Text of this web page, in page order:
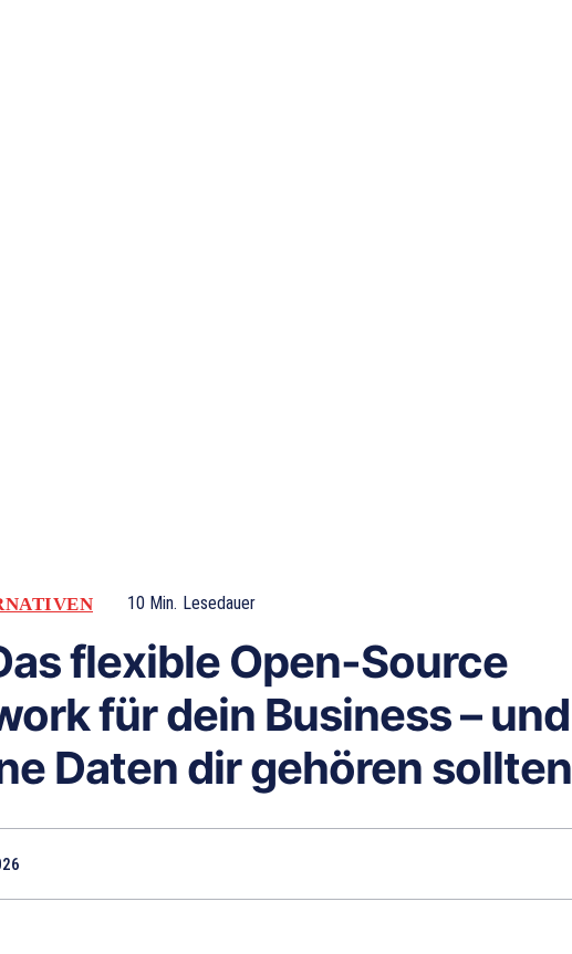
10 Min. Lesedauer
flexible Open-Source
für dein Business – und
Daten dir gehören sollten